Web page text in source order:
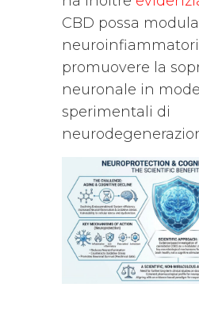
CBD possa
promuovere la
neuronale in
sperimentali di